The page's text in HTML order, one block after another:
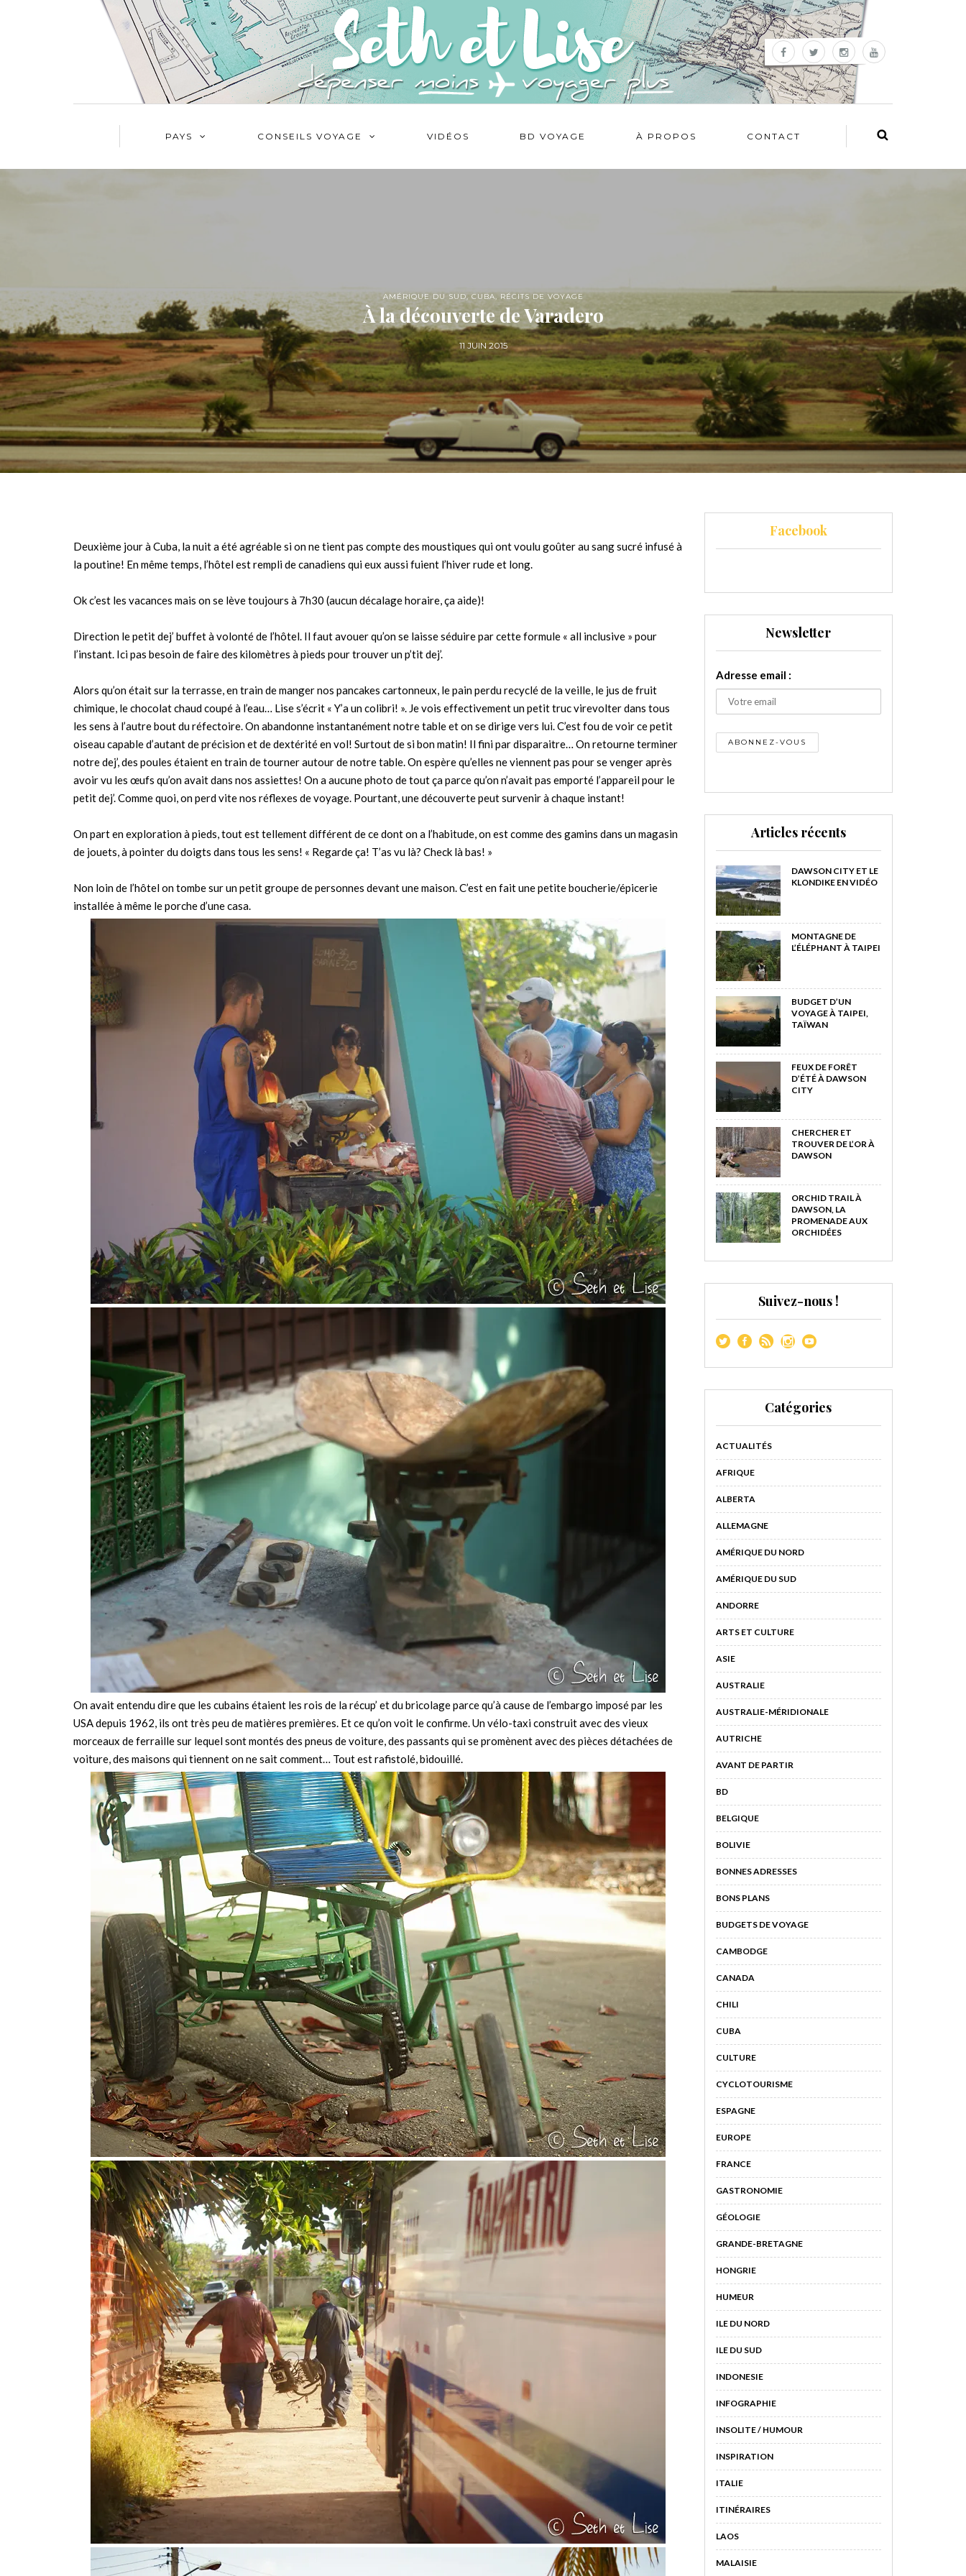
PAYS CONSEILS VOYAGE VIDÉOS BD VOYAGE À PROPOS CONTACT
AMÉRIQUE DU SUD, CUBA, RÉCITS DE VOYAGE
À la découverte de Varadero
11 JUIN 2015
Deuxième jour à Cuba, la nuit a été agréable si on ne tient pas compte des moustiques qui ont voulu goûter au sang sucré infusé à
la poutine! En même temps, l’hôtel est rempli de canadiens qui eux aussi fuient l’hiver rude et long.
Ok c’est les vacances mais on se lève toujours à 7h30 (aucun décalage horaire, ça aide)!
Direction le petit dej’ buffet à volonté de l’hôtel. Il faut avouer qu’on se laisse séduire par cette formule « all inclusive » pour
l’instant. Ici pas besoin de faire des kilomètres à pieds pour trouver un p’tit dej’.
Alors qu’on était sur la terrasse, en train de manger nos pancakes cartonneux, le pain perdu recyclé de la veille, le jus de fruit
chimique, le chocolat chaud coupé à l’eau… Lise s’écrit « Y’a un colibri! ». Je vois effectivement un petit truc virevolter dans tous
les sens à l’autre bout du réfectoire. On abandonne instantanément notre table et on se dirige vers lui. C’est fou de voir ce petit
oiseau capable d’autant de précision et de dextérité en vol! Surtout de si bon matin! Il fini par disparaitre… On retourne terminer
notre dej’, des poules étaient en train de tourner autour de notre table. On espère qu’elles ne viennent pas pour se venger après
avoir vu les œufs qu’on avait dans nos assiettes! On a aucune photo de tout ça parce qu’on n’avait pas emporté l’appareil pour le
petit dej’. Comme quoi, on perd vite nos réflexes de voyage. Pourtant, une découverte peut survenir à chaque instant!
On part en exploration à pieds, tout est tellement différent de ce dont on a l’habitude, on est comme des gamins dans un magasin
de jouets, à pointer du doigts dans tous les sens! « Regarde ça! T’as vu là? Check là bas! »
Non loin de l’hôtel on tombe sur un petit groupe de personnes devant une maison. C’est en fait une petite boucherie/épicerie
installée à même le porche d’une casa.
On avait entendu dire que les cubains étaient les rois de la récup’ et du bricolage parce qu’à cause de l’embargo imposé par les
USA depuis 1962, ils ont très peu de matières premières. Et ce qu’on voit le confirme. Un vélo-taxi construit avec des vieux
morceaux de ferraille sur lequel sont montés des pneus de voiture, des passants qui se promènent avec des pièces détachées de
voiture, des maisons qui tiennent on ne sait comment… Tout est rafistolé, bidouillé.
Facebook
Newsletter
Adresse email :
Articles récents
DAWSON CITY ET LE
KLONDIKE EN VIDÉO
MONTAGNE DE
L’ÉLÉPHANT À TAIPEI
BUDGET D’UN
VOYAGE À TAIPEI,
TAÏWAN
FEUX DE FORÊT
D’ÉTÉ À DAWSON
CITY
CHERCHER ET
TROUVER DE L’OR À
DAWSON
ORCHID TRAIL À
DAWSON, LA
PROMENADE AUX
ORCHIDÉES
Suivez-nous !
Catégories
ACTUALITÉS
AFRIQUE
ALBERTA
ALLEMAGNE
AMÉRIQUE DU NORD
AMÉRIQUE DU SUD
ANDORRE
ARTS ET CULTURE
ASIE
AUSTRALIE
AUSTRALIE-MÉRIDIONALE
AUTRICHE
AVANT DE PARTIR
BD
BELGIQUE
BOLIVIE
BONNES ADRESSES
BONS PLANS
BUDGETS DE VOYAGE
CAMBODGE
CANADA
CHILI
CUBA
CULTURE
CYCLOTOURISME
ESPAGNE
EUROPE
FRANCE
GASTRONOMIE
GÉOLOGIE
GRANDE-BRETAGNE
HONGRIE
HUMEUR
ILE DU NORD
ILE DU SUD
INDONESIE
INFOGRAPHIE
INSOLITE / HUMOUR
INSPIRATION
ITALIE
ITINÉRAIRES
LAOS
MALAISIE